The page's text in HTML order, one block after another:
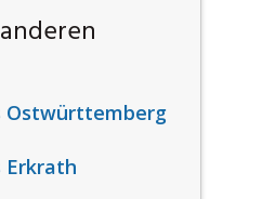
Ostwürttemberg
Erkrath